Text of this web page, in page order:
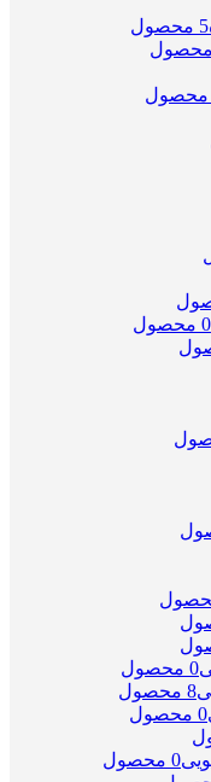
5 محصول
0 محصول
0 محصول
8 محصول
0 محصول
0 محصول